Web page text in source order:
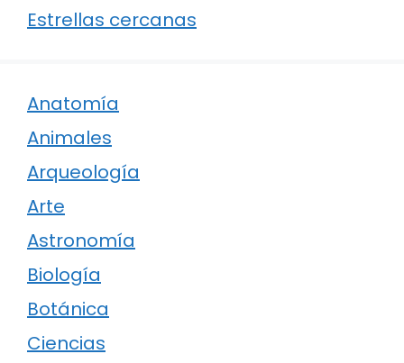
Estrellas cercanas
Anatomía
Animales
Arqueología
Arte
Astronomía
Biología
Botánica
Ciencias